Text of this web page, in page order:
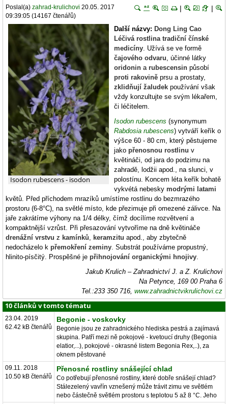
| |
Poslal(a) zahrad-krulichovi 20.05. 2017
09:39:05 (14167 čtenářů)
Isodon rubescens - isodon
Další názvy: Dong Ling Cao
Léčivá rostlina tradiční čínské
medicíny . Užívá se ve formě
čajového odvaru , účinné látky
oridonin a rubescensin působí
proti rakovině prsu a prostaty,
zklidňují žaludek používání však
vždy konzultujte se svým lékařem,
či léčitelem.
Isodon rubescens (synonymum
Rabdosia rubescens) vytváří keřík o
výšce 60 - 80 cm, který pěstujeme
jako přenosnou rostlinu v
květináči, od jara do podzimu na
zahradě, lodžii apod., na slunci, v
polostínu. Koncem léta keřík bohatě
vykvétá nebesky modrými latami
květů. Před příchodem mrazíků umístíme rostlinu do bezmrazého
prostoru (6-8°C), na světlé místo, kde přezimuje při omezené zálivce. Na
jaře zakrátíme výhony na 1/4 délky, čímž docílíme rozvětvení a
kompaktnější vzrůst. Při přesazování vytvoříme na dně květináče
drenážní vrstvu z kamínků keramzitu apod., aby zbytečně
nedocházelo k přemokření zeminy . Substrát používáme propustný,
hlinito-písčitý. Prospěšné je přihnojování organickými hnojivy
Jakub Krulich – Zahradnictví J. a Z. Krulichovi
Na Petynce, 169 00 Praha 6
Tel.:233 350 716, www.zahradnictvikrulichovi.cz
10 článků v tomto tématu
23.04. 2019
62.42 kB čtenářů
Begonie - voskovky
Begonie jsou ze zahradnického hlediska pestrá a zajímavá
skupina. Patří mezi ně pokojové - kvetoucí druhy (Begonia
elatior,...), pokojové - okrasné listem Begonia Rex,..), za
oknem pěstované
09.11. 2018
10.50 kB čtenářů
Přenosné rostliny snášející chlad
Co potřebují přenosné rostliny, které dobře snášejí chlad?
Stálezelený vavřín vznešený může trávit zimu ve světlém
nebo částečně světlém prostoru s teplotou 5 až 8 °C. Jeho